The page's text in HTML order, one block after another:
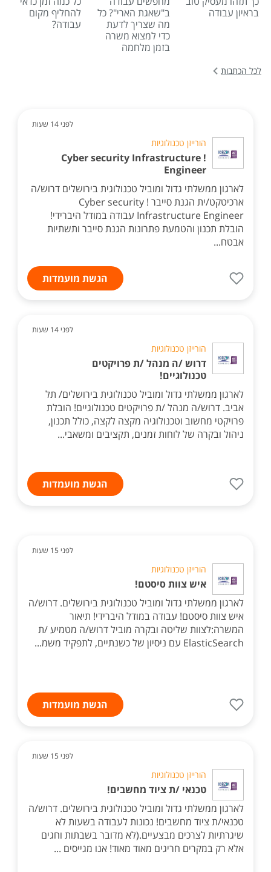
בראיון עבודה
ב"שאגת הארי"? כל
מה שצריך לדעת
כדי למצוא משרה
בזמן מלחמה
להחליף מקום
עבודה?
לכל הכתבות
לפני 14 שעות
הורייזן טכנולוגיות
! Cyber security Infrastructure
Engineer
לארגון ממשלתי גדול ומוביל טכנולוגית בירושלים דרוש/ה
ארכיטקט/ית הגנת סייבר ! Cyber security
Infrastructure Engineer עבודה במודל היברידי!
הובלת תכנון והטמעת פתרונות הגנת סייבר ותשתיות
אבטח...
הגשת מועמדות
לפני 14 שעות
הורייזן טכנולוגיות
דרוש /ה מנהל /ת פרויקטים
טכנולוגיים!
לארגון ממשלתי גדול ומוביל טכנולוגית בירושלים/ תל
אביב. דרוש/ה מנהל /ת פרויקטים טכנולוגיים! הובלת
פרויקטי מחשוב וטכנולוגיה מקצה לקצה, כולל תכנון,
ניהול ובקרה של לוחות זמנים, תקציבים ומשאבי...
הגשת מועמדות
לפני 15 שעות
הורייזן טכנולוגיות
איש צוות סיסטם!
לארגון ממשלתי גדול ומוביל טכנולוגית בירושלים. דרוש/ה
איש צוות סיסטם! עבודה במודל היברידי! תיאור
המשרה:לצוות שליטה ובקרה מוביל דרוש/ה מטמיע /ת
ElasticSearch עם ניסיון של כשנתיים, לתפקיד משמ...
הגשת מועמדות
לפני 15 שעות
הורייזן טכנולוגיות
טכנאי /ת ציוד מחשבים!
לארגון ממשלתי גדול ומוביל טכנולוגית בירושלים. דרוש/ה
טכנאי/ת ציוד מחשבים! נכונות לעבודה בשעות לא
שיגרתיות לצרכים מבצעיים.(לא מדובר בשבתות וחגים
אלא רק במקרים חריגים מאוד מאוד! אנו מגייסים ...